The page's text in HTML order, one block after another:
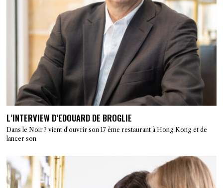
L’INTERVIEW D’EDOUARD DE BROGLIE
Dans le Noir ? vient d’ouvrir son 17 ème restaurant à Hong Kong et de
lancer son